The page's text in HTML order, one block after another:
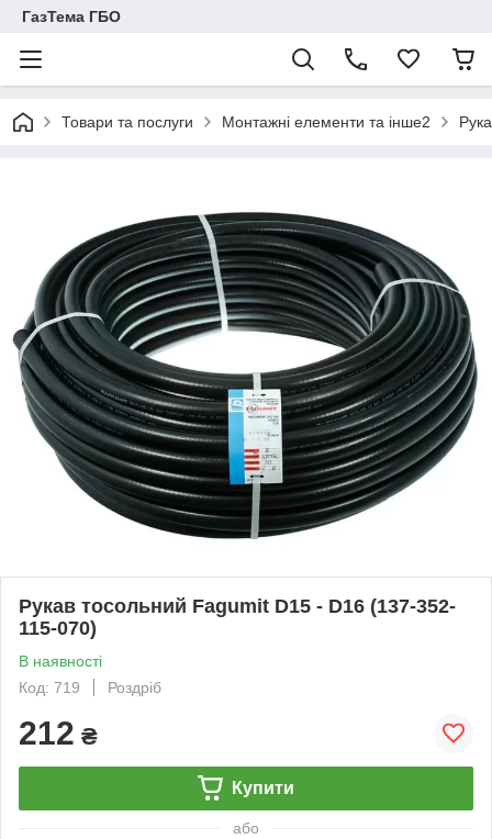
ГазТема ГБО
Товари та послуги Монтажні елементи та інше2
Рукав тосольний Fagumit D15 - D16 (137-352-
115-070)
В наявності
Код: 719
Роздріб
212 ₴
Купити
або